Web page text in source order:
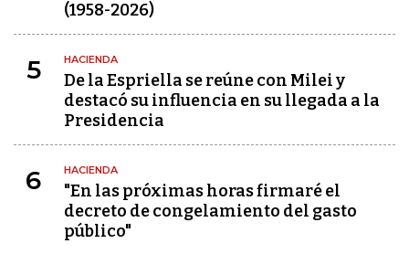
(1958-2026)
5 HACIENDA
De la Espriella se reúne con Milei y
destacó su influencia en su llegada a la
Presidencia
6 HACIENDA
"En las próximas horas firmaré el
decreto de congelamiento del gasto
público"